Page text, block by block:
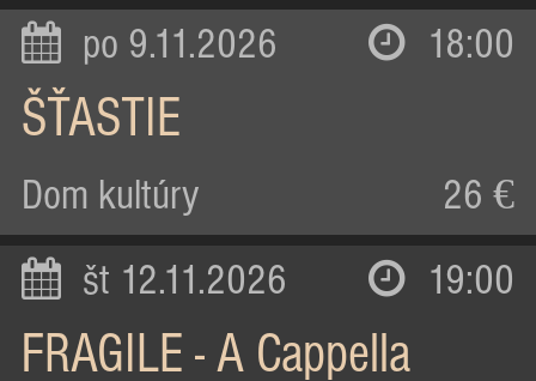
po 9.11.2026 18:00
ŠŤASTIE
Dom kultúry 26 €
št 12.11.2026 19:00
FRAGILE - A Cappella